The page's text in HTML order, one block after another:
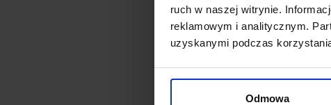
ruch w naszej witrynie.
reklamowym i analitycznym.
uzyskanymi podczas
Odmowa